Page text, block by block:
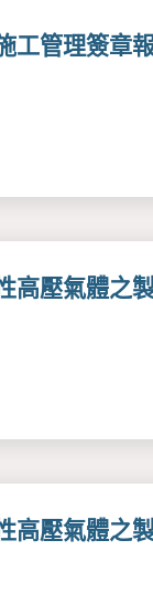
工管理簽章
高壓氣體之
高壓氣體之